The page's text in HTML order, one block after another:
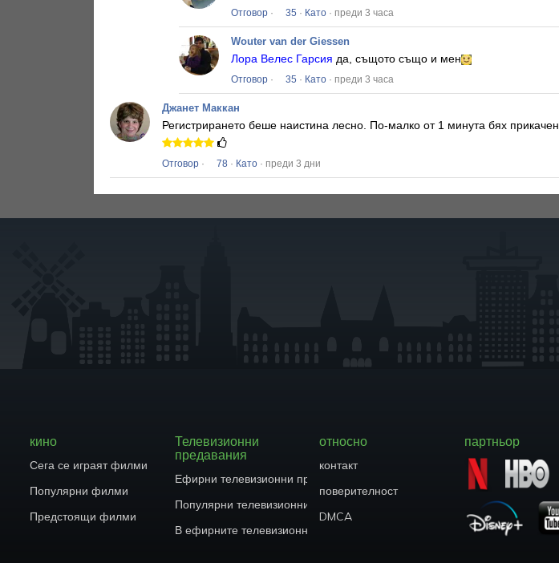
Отговор · 35 · Като · преди 3 часа
Wouter van der Giessen
Лора Велес Гарсия да, същото също и мен
Отговор · 35 · Като · преди 3 часа
Джанет Маккан
Регистрирането беше наистина лесно. По-малко от 1 минута бях прикачен
Отговор · 78 · Като · преди 3 дни
кино
Сега се играят филми
Популярни филми
Предстоящи филми
Телевизионни
предавания
Ефирни телевизионни предавания
Популярни телевизионни предавания
В ефирните телевизионни предавания
относно
контакт
поверителност
DMCA
партньор